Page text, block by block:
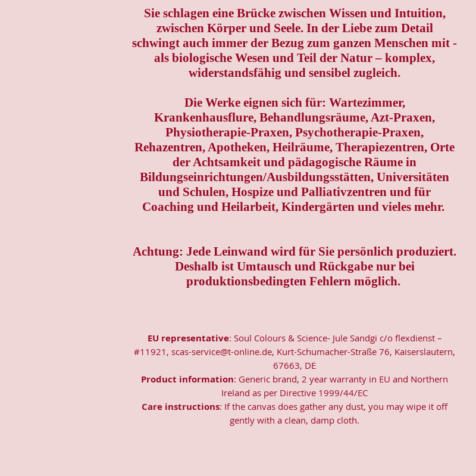
Sie schlagen eine Brücke zwischen Wissen und Intuition,
zwischen Körper und Seele. In der Liebe zum Detail
schwingt auch immer der Bezug zum ganzen Menschen mit -
als biologische Wesen und Teil der Natur – komplex,
widerstandsfähig und sensibel zugleich.
Die Werke eignen sich für: Wartezimmer,
Krankenhausflure, Behandlungsräume, Azt-Praxen,
Physiotherapie-Praxen, Psychotherapie-Praxen,
Rehazentren, Apotheken, Heilräume, Therapiezentren, Orte
der Achtsamkeit und pädagogische Räume in
Bildungseinrichtungen/Ausbildungsstätten, Universitäten
und Schulen, Hospize und Palliativzentren und für
Coaching und Heilarbeit, Kindergärten und vieles mehr.
Achtung: Jede Leinwand wird für Sie persönlich produziert.
Deshalb ist Umtausch und Rückgabe nur bei
produktionsbedingten Fehlern möglich.
EU representative: Soul Colours & Science- Jule Sandgi c/o flexdienst –
#11921, scas-service@t-online.de, Kurt-Schumacher-Straße 76, Kaiserslautern,
67663, DE
Product information: Generic brand, 2 year warranty in EU and Northern
Ireland as per Directive 1999/44/EC
Care instructions: If the canvas does gather any dust, you may wipe it off
gently with a clean, damp cloth.